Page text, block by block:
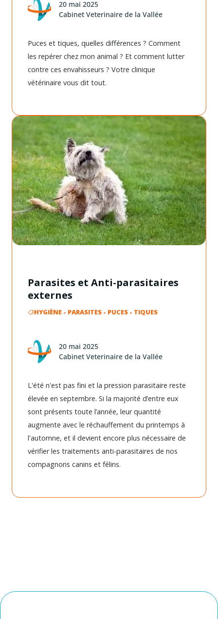
20 mai 2025
Cabinet Veterinaire de la Vallée
Puces et tiques, quelles différences ? Comment
les repérer chez mon animal ? Et comment lutter
contre ces envahisseurs ? Votre clinique
vétérinaire vous dit tout.
Parasites et Anti-parasitaires
externes
HYGIÈNE- PARASITES- PUCES- TIQUES
20 mai 2025
Cabinet Veterinaire de la Vallée
L'été n'est pas fini et la pression parasitaire reste
élevée en septembre. Si la majorité d’entre eux
sont présents toute l’année, leur quantité
augmente avec le réchauffement du printemps à
l'automne, et il devient encore plus nécessaire de
vérifier les traitements anti-parasitaires de nos
compagnons canins et félins.